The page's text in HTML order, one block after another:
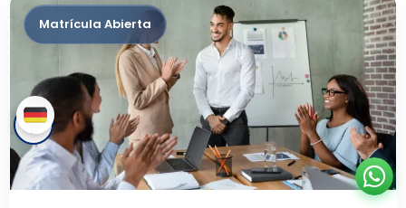
✨ ¿Tienes dudas? ¡Asesoría personalizada aquí!